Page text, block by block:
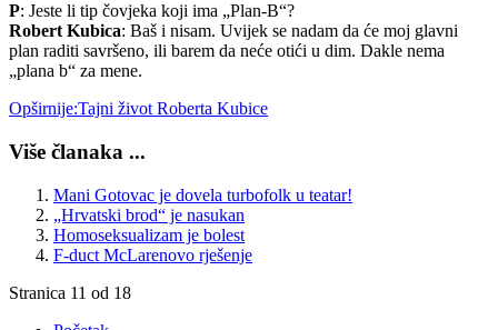
P: Jeste li tip čovjeka koji ima „Plan-B“?
Robert Kubica: Baš i nisam. Uvijek se nadam da će moj glavni
plan raditi savršeno, ili barem da neće otići u dim. Dakle nema
„plana b“ za mene.
Opširnije:Tajni život Roberta Kubice
Više članaka ...
Mani Gotovac je dovela turbofolk u teatar!
„Hrvatski brod“ je nasukan
Homoseksualizam je bolest
F-duct McLarenovo rješenje
Stranica 11 od 18